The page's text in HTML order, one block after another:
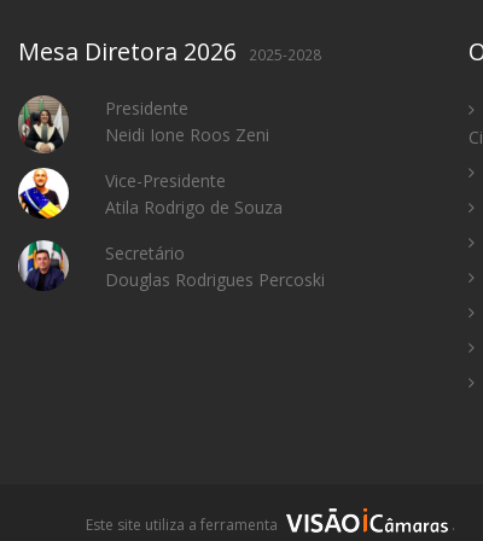
Mesa Diretora 2026 2025-2028
Presidente
Neidi Ione Roos Zeni
Vice-Presidente
Atila Rodrigo de Souza
Secretário
Douglas Rodrigues Percoski
Este site utiliza a ferramenta
C.